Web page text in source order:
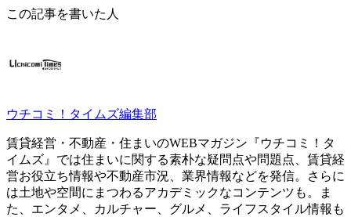
この記事を書いた人
ウチコミ！タイムズ編集部
賃貸経営・不動産・住まいのWEBマガジン『ウチコミ！タ
イムズ』では住まいに関する素朴な疑問点や問題点、賃貸経
営お役立ち情報や不動産市況、業界情報などを発信。さらに
は土地や空間にまつわるアカデミックなコンテンツも。ま
た、エンタメ、カルチャー、グルメ、ライフスタイル情報も